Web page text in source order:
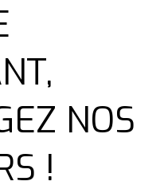
NOS
!